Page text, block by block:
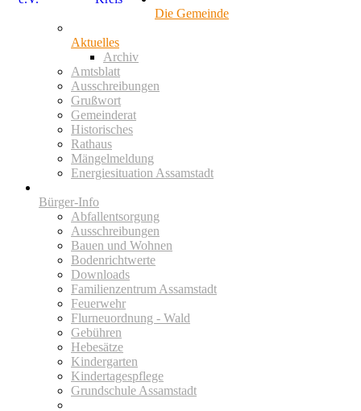
Die Gemeinde
Aktuelles
Archiv
Amtsblatt
Ausschreibungen
Grußwort
Gemeinderat
Historisches
Rathaus
Mängelmeldung
Energiesituation Assamstadt
Bürger-Info
Abfallentsorgung
Ausschreibungen
Bauen und Wohnen
Bodenrichtwerte
Downloads
Familienzentrum Assamstadt
Feuerwehr
Flurneuordnung - Wald
Gebühren
Hebesätze
Kindergarten
Kindertagespflege
Grundschule Assamstadt